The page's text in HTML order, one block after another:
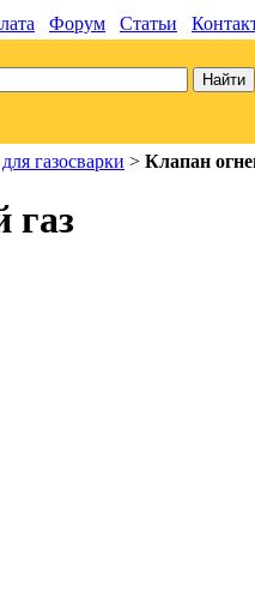
Форум Статьи
газосварки > Клапан
газ